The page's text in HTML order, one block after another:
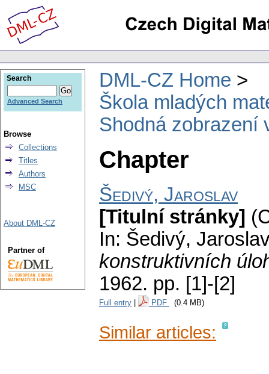
DML-CZ Home
Škola mladých
Shodná zobrazení
Chapter
Šedivý, Jaroslav
[Titulní stránky]
In: Šedivý,
konstruktivních
1962. pp. [1]-[2]
Full entry PDF (0.4 MB)
Similar articles:
Search
Advanced Search
Browse
Collections
Titles
Authors
MSC
About DML-CZ
Partner of